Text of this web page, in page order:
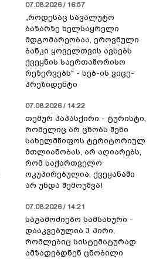
07.08.2026 / 16:57
„როდესაც სავალუტო
ბაზარზე ხელსაყრელი
მდგომარეობაა, ეროვნული
ბანკი ყოველთვის ავსებს
ქვეყნის საერთაშორისო
რეზერვებს“ - სებ-ის ვიცე-
პრეზიდენტი
07.08.2026 / 14:22
თემურ პაპასქირი - ტურისტი,
რომელიც არ ცნობს შენი
სახელმწიფოს ტერიტორიულ
მთლიანობას, არ აღიარებს,
რომ საქართველო
ოკუპირებულია, ქვეყანაში
არ უნდა შემოუშვა!
07.08.2026 / 14:21
საგამოძიებო სამსახური -
დააკვებულია 3 პირი,
რომლებიც სისტემატურად
ამზადებდნენ ცნობილი